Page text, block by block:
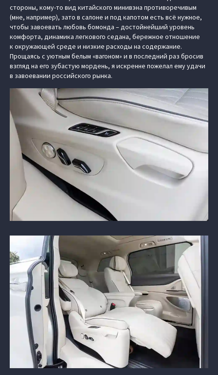
стороны, кому-то вид китайского минивэна противоречивым
(мне, например), зато в салоне и под капотом есть всё нужное,
чтобы завоевать любовь бомонда – достойнейший уровень
комфорта, динамика легкового седана, бережное отношение
к окружающей среде и низкие расходы на содержание.
Прощаясь с уютным белым «вагоном» и в последний раз бросив
взгляд на его зубастую мордень, я искренне пожелал ему удачи
в завоевании российского рынка.